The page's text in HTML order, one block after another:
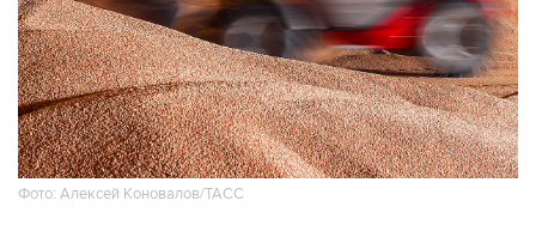
Фото: Алексей Коновалов/ТАСС